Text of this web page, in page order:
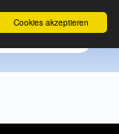
Cookies akzeptieren